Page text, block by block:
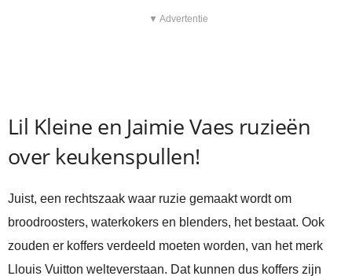
▼ Advertentie
Lil Kleine en Jaimie Vaes ruzieën
over keukenspullen!
Juist, een rechtszaak waar ruzie gemaakt wordt om
broodroosters, waterkokers en blenders, het bestaat. Ook
zouden er koffers verdeeld moeten worden, van het merk
Llouis Vuitton welteverstaan. Dat kunnen dus koffers zijn